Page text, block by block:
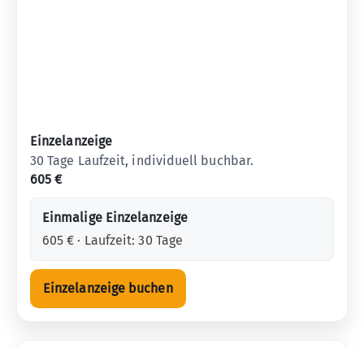
Einzelanzeige
30 Tage Laufzeit, individuell buchbar.
605 €
Einmalige Einzelanzeige
605 € · Laufzeit: 30 Tage
Einzelanzeige buchen